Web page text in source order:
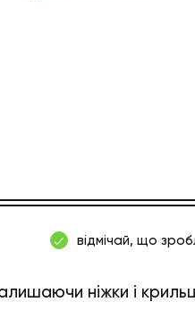
відмічай, що
ніжки і